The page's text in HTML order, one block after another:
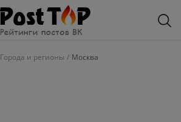
Города и регионы Москва